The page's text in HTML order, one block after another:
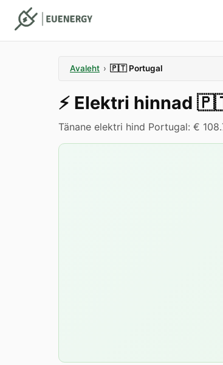
Avaleht › 🇵🇹 Portugal
⚡️ Elektri hinnad
Tänane elektri hind Portugal: €